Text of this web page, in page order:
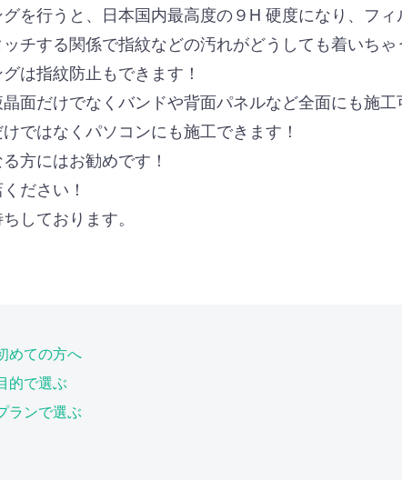
を行うと、日本国内最高度の９H 硬度になり、フ
チする関係で指紋などの汚れがどうしても着いちゃ
は指紋防止もできます！
面だけでなくバンドや背面パネルなど全面にも施工
ではなくパソコンにも施工できます！
方にはお勧めです！
ださい！
しております。
めての方へ
的で選ぶ
ランで選ぶ